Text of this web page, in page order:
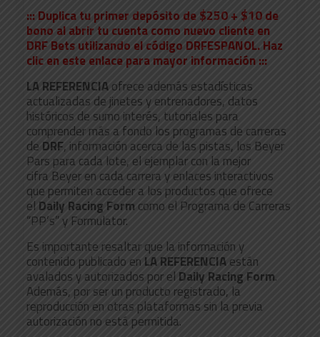
::: Duplica tu primer depósito de $250 + $10 de
bono al abrir tu cuenta como nuevo cliente en
DRF Bets utilizando el código DRFESPANOL. Haz
clic en este enlace para mayor información :::
LA REFERENCIAofrece además estadísticas
actualizadas de jinetes y entrenadores, datos
históricos de sumo interés, tutoriales para
comprender más a fondo los programas de carreras
de DRF, información acerca de las pistas, los Beyer
Pars para cada lote, el ejemplar con la mejor
cifra Beyer en cada carrera y enlaces interactivos
que permiten acceder a los productos que ofrece
el Daily Racing Form como el Programa de Carreras
“PP’s” y Formulator.
Es importante resaltar que la información y
contenido publicado en LA REFERENCIAestán
avalados y autorizados por el Daily Racing Form.
Además, por ser un producto registrado, la
reproducción en otras plataformas sin la previa
autorización no está permitida.